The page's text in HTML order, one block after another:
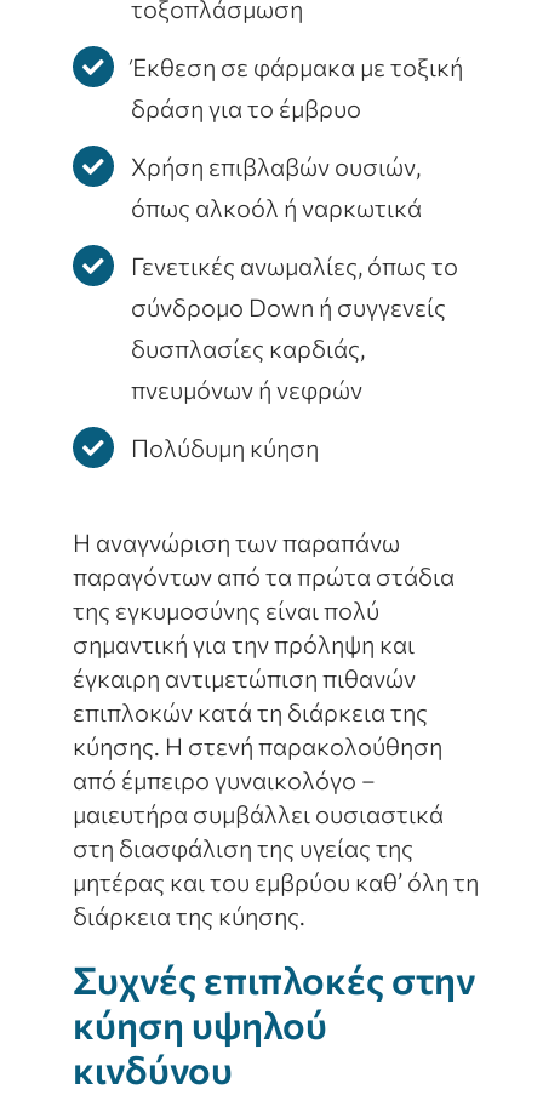
τοξοπλάσμωση
Έκθεση σε φάρμακα με τοξική
δράση για το έμβρυο
Χρήση επιβλαβών ουσιών,
όπως αλκοόλ ή ναρκωτικά
Γενετικές ανωμαλίες, όπως το
σύνδρομο Down ή συγγενείς
δυσπλασίες καρδιάς,
πνευμόνων ή νεφρών
Πολύδυμη κύηση
Η αναγνώριση των παραπάνω
παραγόντων από τα πρώτα στάδια
της εγκυμοσύνης είναι πολύ
σημαντική για την πρόληψη και
έγκαιρη αντιμετώπιση πιθανών
επιπλοκών κατά τη διάρκεια της
κύησης. Η στενή παρακολούθηση
από έμπειρο γυναικολόγο –
μαιευτήρα συμβάλλει ουσιαστικά
στη διασφάλιση της υγείας της
μητέρας και του εμβρύου καθ’ όλη τη
διάρκεια της κύησης.
Συχνές επιπλοκές στην
κύηση υψηλού
κινδύνου